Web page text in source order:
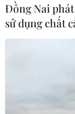
Visa thúc đẩy
tầng số cho
Taxi không
Đồng Nai phát
sử dụng chất